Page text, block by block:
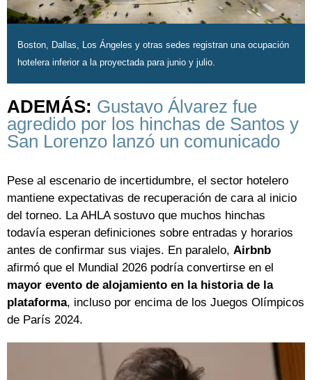
Boston, Dallas, Los Ángeles y otras sedes registran una ocupación
hotelera inferior a la proyectada para junio y julio.
ADEMÁS: Gustavo Álvarez fue
agredido por los hinchas de Santos y
San Lorenzo lanzó un comunicado
Pese al escenario de incertidumbre, el sector hotelero
mantiene expectativas de recuperación de cara al inicio
del torneo. La AHLA sostuvo que muchos hinchas
todavía esperan definiciones sobre entradas y horarios
antes de confirmar sus viajes. En paralelo, Airbnb
afirmó que el Mundial 2026 podría convertirse en el
mayor evento de alojamiento en la historia de la
plataforma, incluso por encima de los Juegos Olímpicos
de París 2024.